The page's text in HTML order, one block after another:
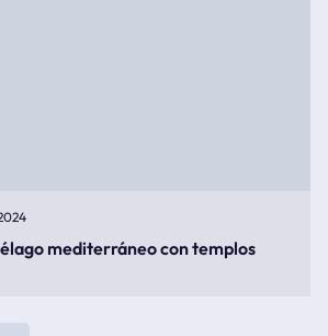
mediterráneo con templos